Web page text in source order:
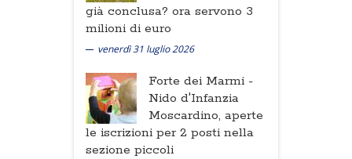
già conclusa? ora servono 3
milioni di euro
venerdì 31 luglio 2026
Forte dei Marmi -
Nido d'Infanzia
Moscardino, aperte
le iscrizioni per 2 posti nella
sezione piccoli